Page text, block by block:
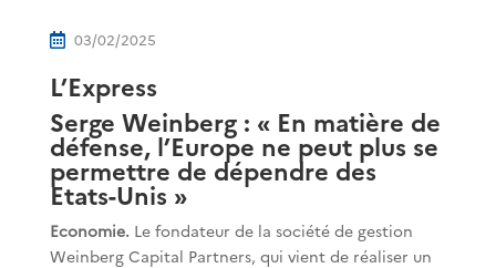
 03/02/2025
L’Express
Serge Weinberg : « En matière de
défense, l’Europe ne peut plus se
permettre de dépendre des
Etats-Unis »
Economie.Le fondateur de la société de gestion
Weinberg Capital Partners, qui vient de réaliser un